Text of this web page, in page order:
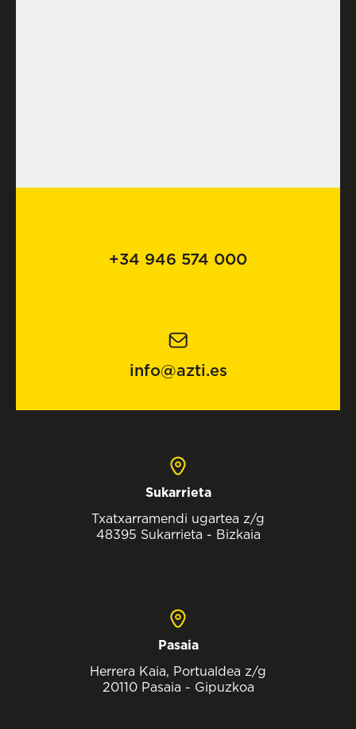
+34 946 574 000
info@azti.es
Sukarrieta
Txatxarramendi ugartea z/g
48395 Sukarrieta - Bizkaia
Pasaia
Herrera Kaia, Portualdea z/g
20110 Pasaia - Gipuzkoa